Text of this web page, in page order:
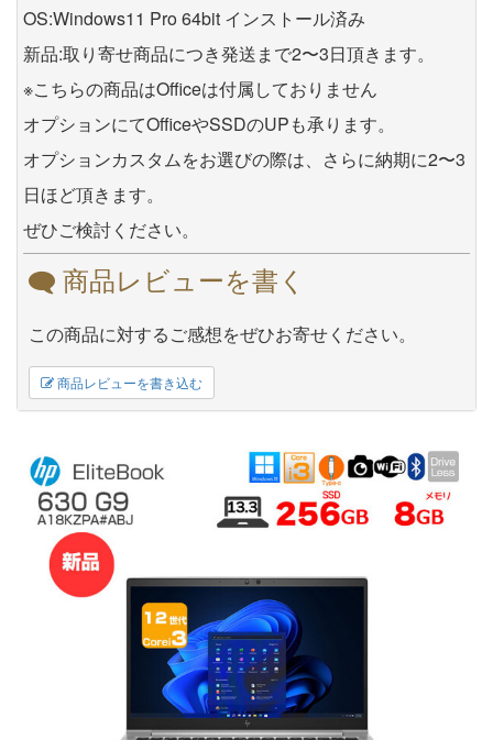
OS:Windows11 Pro 64bit インストール済み
新品:取り寄せ商品につき発送まで2〜3日頂きます。
※こちらの商品はOfficeは付属しておりません
オプションにてOfficeやSSDのUPも承ります。
オプションカスタムをお選びの際は、さらに納期に2〜3
日ほど頂きます。
ぜひご検討ください。
商品レビューを書く
この商品に対するご感想をぜひお寄せください。
商品レビューを書き込む